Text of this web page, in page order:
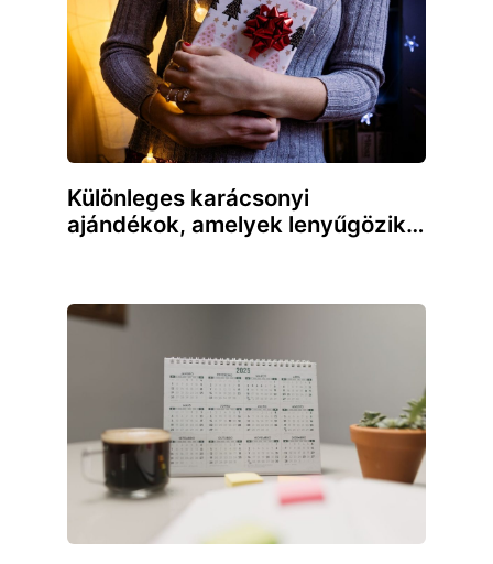
Különleges karácsonyi
ajándékok, amelyek lenyűgözik…